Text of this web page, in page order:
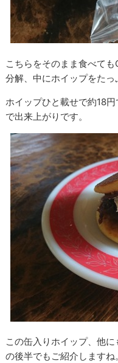
こちらをそのまま食べて
分解、中にホイップをたっ
ホイップひと載せで約18
で出来上がりです。
この缶入りホイップ、他
の後半でもご紹介しますね。